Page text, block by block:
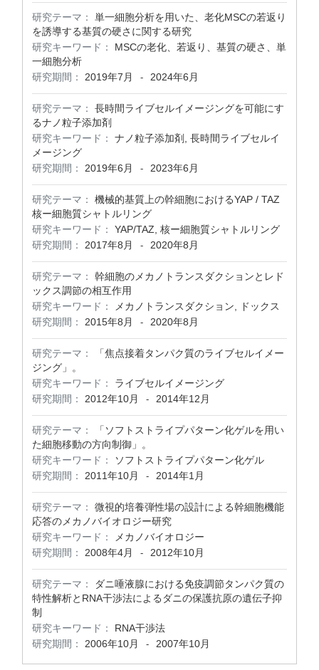
研究テーマ：
単一細胞分析を用いた、老化MSCの若返り
を誘導する基質の硬さに関する研究
研究キーワード：
MSCの老化、若返り、基質の硬さ、単
一細胞分析
研究期間：
2019年7月 - 2024年6月
研究テーマ：
長時間ライブセルイメージングを可能にす
るナノ粒子添加剤
研究キーワード：
ナノ粒子添加剤, 長時間ライブセルイ
メージング
研究期間：
2019年6月 - 2023年6月
研究テーマ：
機械的基質上の幹細胞におけるYAP / TAZ
核ー細胞質シャトルリング
研究キーワード：
YAP/TAZ, 核ー細胞質シャトルリング
研究期間：
2017年8月 - 2020年8月
研究テーマ：
幹細胞のメカノトランスダクションとレド
ックス調節の相互作用
研究キーワード：
メカノトランスダクション, ドックス
研究期間：
2015年8月 - 2020年8月
研究テーマ：
「焦点接着タンパク質のライブセルイメー
ジング」。
研究キーワード：
ライブセルイメージング
研究期間：
2012年10月 - 2014年12月
研究テーマ：
「ソフトストライプパターン化ゲルを用い
た細胞移動の方向制御」。
研究キーワード：
ソフトストライプパターン化ゲル
研究期間：
2011年10月 - 2014年1月
研究テーマ：
微視的培養弾性場の設計による幹細胞機能
応答のメカノバイオロジー研究
研究キーワード：
メカノバイオロジー
研究期間：
2008年4月 - 2012年10月
研究テーマ：
ダニ唾液腺における免疫調節タンパク質の
特性解析とRNA干渉法によるダニの保護抗原の遺伝子抑
制
研究キーワード：
RNA干渉法
研究期間：
2006年10月 - 2007年10月